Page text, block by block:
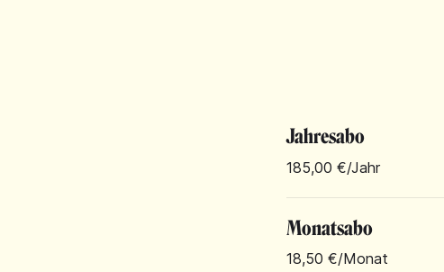
Jahresabo
185,00 €/Jahr
Monatsabo
18,50 €/Monat